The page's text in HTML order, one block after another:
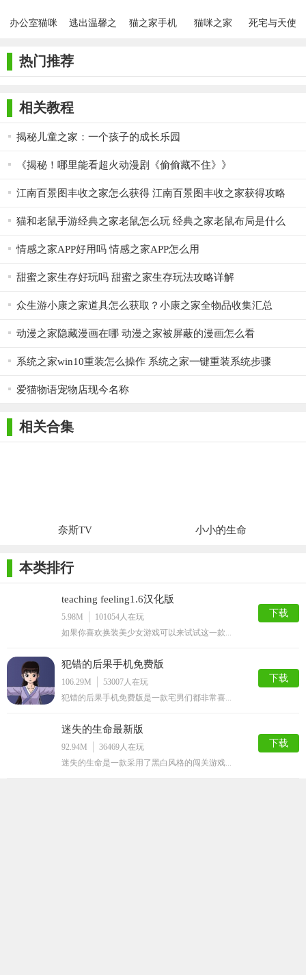
办公室猫咪
逃出温馨之
猫之家手机
猫咪之家
死宅与天使
热门推荐
相关教程
揭秘儿童之家：一个孩子的成长乐园
《揭秘！哪里能看超火动漫剧《偷偷藏不住》》
江南百景图丰收之家怎么获得 江南百景图丰收之家获得攻略
猫和老鼠手游经典之家老鼠怎么玩 经典之家老鼠布局是什么
情感之家APP好用吗 情感之家APP怎么用
甜蜜之家生存好玩吗 甜蜜之家生存玩法攻略详解
众生游小康之家道具怎么获取？小康之家全物品收集汇总
动漫之家隐藏漫画在哪 动漫之家被屏蔽的漫画怎么看
系统之家win10重装怎么操作 系统之家一键重装系统步骤
爱猫物语宠物店现今名称
相关合集
奈斯TV 小小的生命
本类排行
teaching feeling1.6汉化版
5.98M 101054人在玩
如果你喜欢换装美少女游戏可以来试试这一款...
下载
犯错的后果手机免费版
106.29M 53007人在玩
犯错的后果手机免费版是一款宅男们都非常喜...
下载
迷失的生命最新版
92.94M 36469人在玩
迷失的生命是一款采用了黑白风格的闯关游戏...
下载